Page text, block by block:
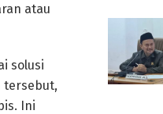
atau
solusi
tersebut,
Ini